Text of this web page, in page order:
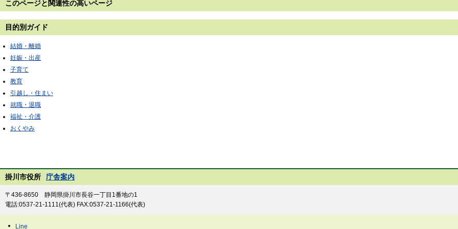
このページと 関連性の高いページ
目的別ガイド
結婚・離婚
妊娠・出産
子育て
教育
引越し・住まい
就職・退職
福祉・介護
おくやみ
掛川市役所 庁舎案内
〒436-8650 静岡県掛川市長谷一丁目1番地の1
電話:0537-21-1111(代表) FAX:0537-21-1166(代表)